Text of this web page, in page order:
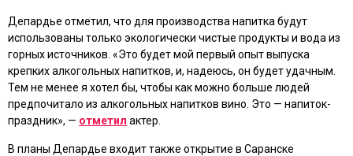
Депардье отметил, что для производства напитка будут
использованы только экологически чистые продукты и вода из
горных источников. «Это будет мой первый опыт выпуска
крепких алкогольных напитков, и, надеюсь, он будет удачным.
Тем не менее я хотел бы, чтобы как можно больше людей
предпочитало из алкогольных напитков вино. Это — напиток-
праздник», — отметил актер.
В планы Депардье входит также открытие в Саранске